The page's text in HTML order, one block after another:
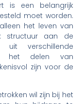
is een belangrijk
moet worden.
het leven van
structuur aan de
verschillende
het delen van
zijn voor de
wil zijn bij het